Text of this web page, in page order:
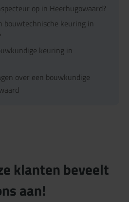
op in Heerhugowaard?
bouwtechnische keuring in
keuring in
over een bouwkundige
klanten beveelt
aan!